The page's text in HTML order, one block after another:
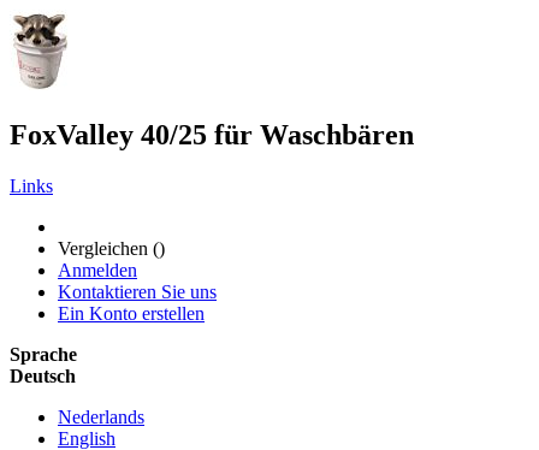
FoxValley 40/25 für Waschbären
Links
Vergleichen ()
Anmelden
Kontaktieren Sie uns
Ein Konto erstellen
Sprache
Deutsch
Nederlands
English